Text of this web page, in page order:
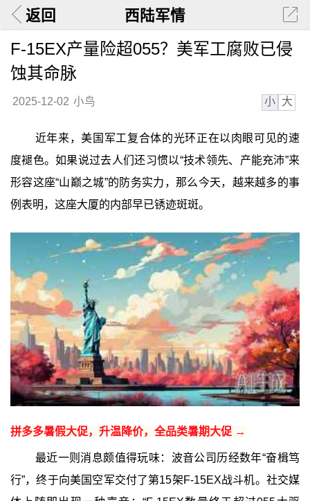
返回 西陆军情
F-15EX产量险超055？美军工腐败已侵
蚀其命脉
2025-12-02 小鸟 小 大
近年来，美国军工复合体的光环正在以肉眼可见的速
度褪色。如果说过去人们还习惯以“技术领先、产能充沛”来
形容这座“山巅之城”的防务实力，那么今天，越来越多的事
例表明，这座大厦的内部早已锈迹斑斑。
拼多多暑假大促，升温降价，全品类暑期大促 →
最近一则消息颇值得玩味：波音公司历经数年“奋楫笃
行”，终于向美国空军交付了第15架F-15EX战斗机。社交媒